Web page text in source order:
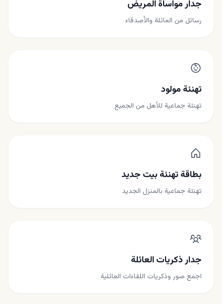
جدار مواساة المريض
رسائل من العائلة والأصدقاء
تهنئة مولود
تهنئة جماعية للأهل من الجميع
بطاقة تهنئة بيت جديد
تهنئة جماعية بالمنزل الجديد
جدار ذكريات العائلة
اجمع صور وذكريات اللقاءات العائلية